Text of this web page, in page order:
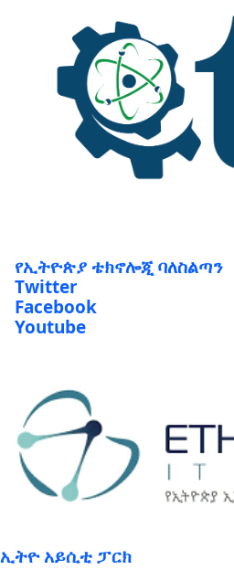
የኢትዮጵያ ቴክኖሎጂ ባለስልጣን
Twitter
Facebook
Youtube
ኢትዮ አይሲቲ ፓርክ